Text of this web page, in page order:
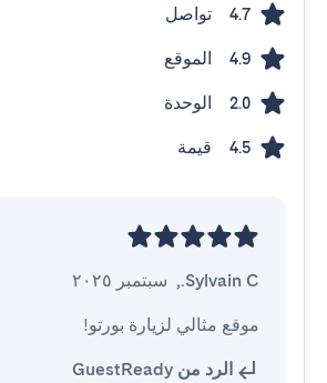
4.7 تواصل
4.9 الموقع
2.0 الوحدة
4.5 قيمة
Sylvain C.
, سبتمبر ٢٠٢٥
موقع مثالي لزيارة بورتو!
الرد من GuestReady